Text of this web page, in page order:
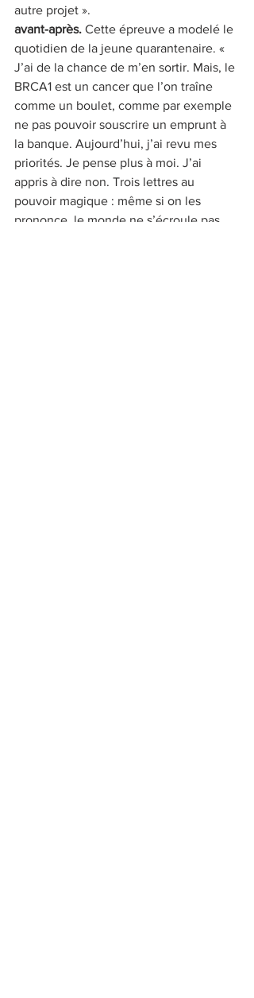
autre projet ».
avant-après. Cette épreuve a modelé le
quotidien de la jeune quarantenaire. «
J’ai de la chance de m’en sortir. Mais, le
BRCA1 est un cancer que l’on traîne
comme un boulet, comme par exemple
ne pas pouvoir souscrire un emprunt à
la banque. Aujourd’hui, j’ai revu mes
priorités. Je pense plus à moi. J’ai
appris à dire non. Trois lettres au
pouvoir magique : même si on les
prononce, le monde ne s’écroule pas.